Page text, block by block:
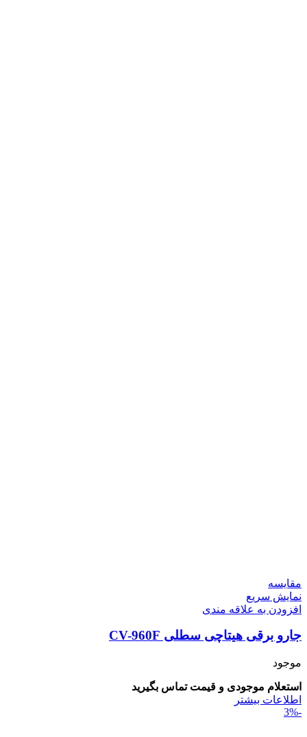
مقايسه
نمایش سریع
افزودن به علاقه مندی
جارو برقی هیتاچی سطلی CV-960F
موجود
استعلام موجودی و قیمت تماس بگیرید
اطلاعات بیشتر
-3%